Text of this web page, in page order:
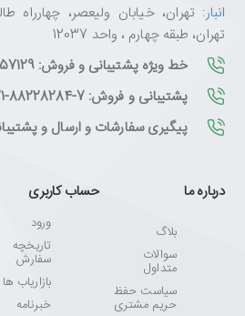
انبار: تهران، خیابان ولیعصر، چهارراه
تهران، طبقه چهارم ، واحد 12037
خط ویژه پشتیبانی و فروش: 57129-021
پشتیبانی و فروش: 7-88228284-021
پیگیری سفارشات و ارسال و پشتیبانی:
درباره ما
بلاگ
سوالات
متداول
سیاست حفظ
حریم مشتری
حساب کاربری
ورود
تاریخچه
سفارش
بازاریاب ها
خبرنامه